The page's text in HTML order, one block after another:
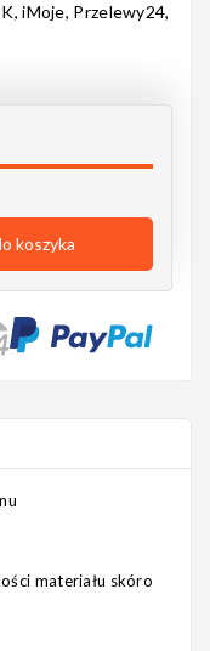
iMoje, Przelewy24,
koszyka
materiału skóro